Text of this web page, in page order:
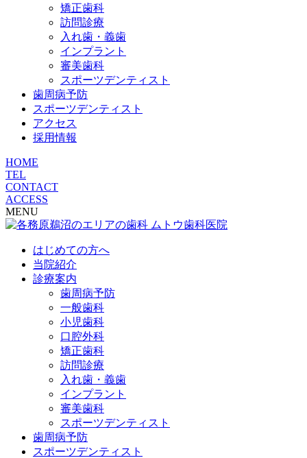
矯正歯科
訪問診療
入れ歯・義歯
インプラント
審美歯科
スポーツデンティスト
歯周病予防
スポーツデンティスト
アクセス
採用情報
HOME
TEL
CONTACT
ACCESS
MENU
はじめての方へ
当院紹介
診療案内
歯周病予防
一般歯科
小児歯科
口腔外科
矯正歯科
訪問診療
入れ歯・義歯
インプラント
審美歯科
スポーツデンティスト
歯周病予防
スポーツデンティスト